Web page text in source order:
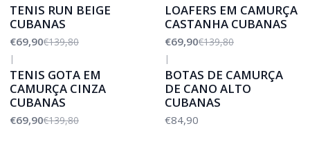
TENIS RUN BEIGE
CUBANAS
€69,90€139,80
LOAFERS EM CAMURÇA
CASTANHA CUBANAS
€69,90€139,80
|
TENIS GOTA EM
CAMURÇA CINZA
CUBANAS
€69,90€139,80
|
BOTAS DE CAMURÇA
DE CANO ALTO
CUBANAS
€84,90